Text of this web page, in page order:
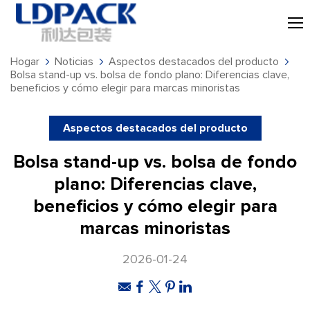
Hogar Noticias
Aspectos destacados del producto
Bolsa stand-up vs. bolsa de fondo plano: Diferencias clave,
beneficios y cómo elegir para marcas minoristas
Aspectos destacados del producto
Bolsa stand-up vs. bolsa de fondo
plano: Diferencias clave,
beneficios y cómo elegir para
marcas minoristas
2026-01-24